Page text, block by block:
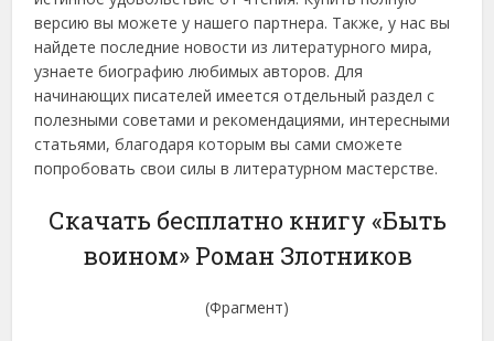
версию вы можете у нашего партнера. Также, у нас вы
найдете последние новости из литературного мира,
узнаете биографию любимых авторов. Для
начинающих писателей имеется отдельный раздел с
полезными советами и рекомендациями, интересными
статьями, благодаря которым вы сами сможете
попробовать свои силы в литературном мастерстве.
Скачать бесплатно книгу «Быть
воином» Роман Злотников
(Фрагмент)